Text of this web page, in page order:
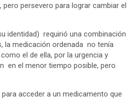
persevero para lograr cambiar el
identidad) requirió una combinación
la medicación ordenada no tenía
el de ella, por la urgencia y
en el menor tiempo posible, pero
acceder a un medicamento que